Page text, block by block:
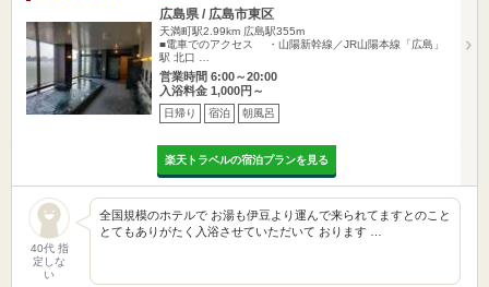
広島県 / 広島市東区
天満町駅2.99km 広島駅355m
■電車でのアクセス ・山陽新幹線／JR山陽本線「広島」
駅 北口 …
営業時間 6:00～20:00
入浴料金 1,000円～
日帰り 宿泊 朝風呂
楽天トラベルの宿泊プランを見る
40代 指
定しな
い
全国規模のホテルで お湯も伊豆より運んで来られてますとのこと
とてもありがたく入浴させていただいて おります …